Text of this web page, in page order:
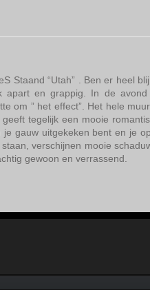
Staand “Utah” . Ben er heel
apart en grappig. In de
om ” het effect”. Het hele
tegelijk een mooie
je gauw uitgekeken bent en je
verschijnen mooie
gewoon en verrassend.